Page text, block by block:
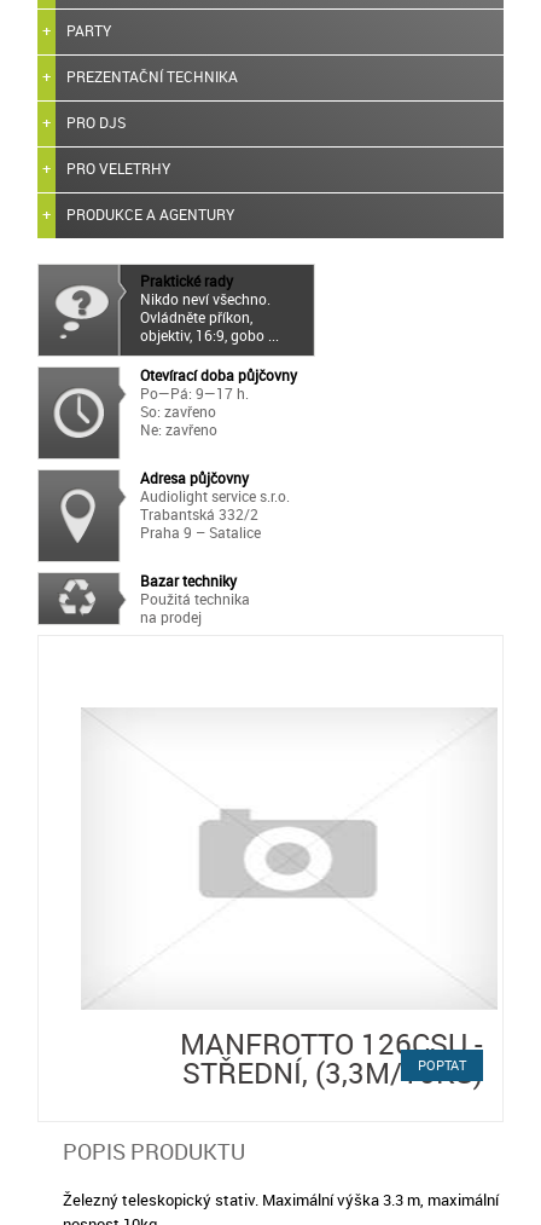
PARTY
PREZENTAČNÍ TECHNIKA
PRO DJS
PRO VELETRHY
PRODUKCE A AGENTURY
Praktické rady
Nikdo neví všechno.
Ovládněte příkon,
objektiv, 16:9, gobo ...
Otevírací doba půjčovny
Po—Pá: 9—17 h.
So: zavřeno
Ne: zavřeno
Adresa půjčovny
Audiolight service s.r.o.
Trabantská 332/2
Praha 9 – Satalice
Bazar techniky
Použitá technika
na prodej
MANFROTTO 126CSU -
STŘEDNÍ, (3,3M/10KG)
POPTAT
POPIS PRODUKTU
Železný teleskopický stativ. Maximální výška 3.3 m, maximální